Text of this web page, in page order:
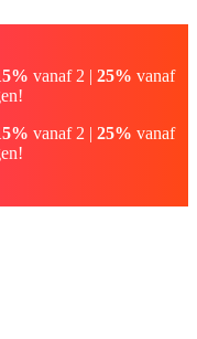
vanaf 2 | 25% vanaf
vanaf 2 | 25% vanaf